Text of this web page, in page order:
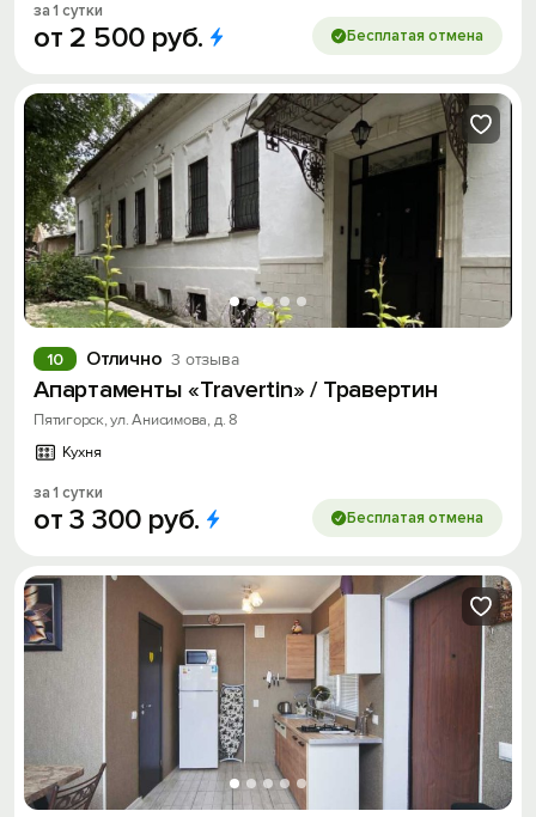
за 1 сутки
от 2 500 руб. Бесплатая отмена
Отлично 3 отзыва
10
Апартаменты «Travertin» / Травертин
Пятигорск, ул. Анисимова, д. 8
Кухня
за 1 сутки
от3 300 руб. Бесплатая отмена